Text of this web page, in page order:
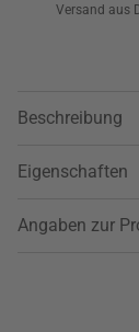
Versand aus
Beschreibung
Eigenschaften
Angaben zur